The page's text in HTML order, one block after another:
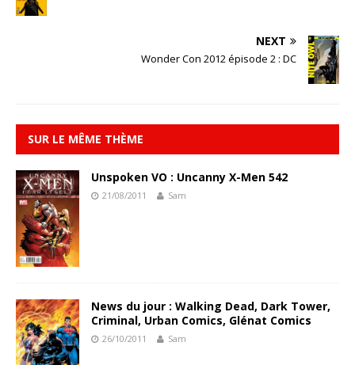
NEXT
Wonder Con 2012 épisode 2 : DC
SUR LE MÊME THÈME
Unspoken VO : Uncanny X-Men 542
21/08/2011 Sam
News du jour : Walking Dead, Dark Tower,
Criminal, Urban Comics, Glénat Comics
26/10/2011 Sam